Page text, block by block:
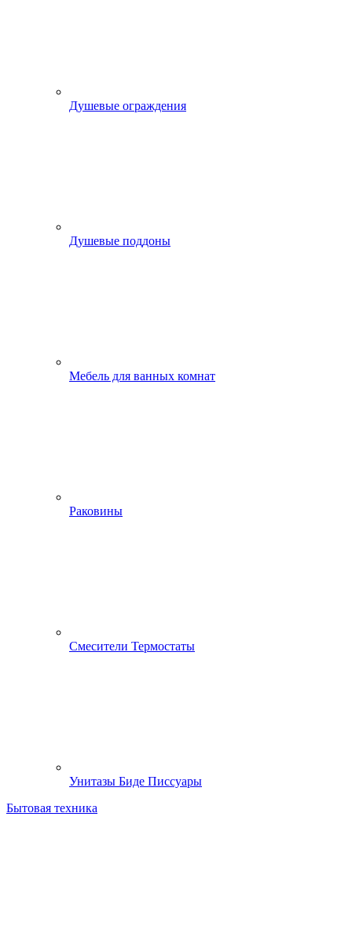
Душевые ограждения
Душевые поддоны
Мебель для ванных комнат
Раковины
Смесители Термостаты
Унитазы Биде Писсуары
Бытовая техника